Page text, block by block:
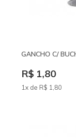
GANCHO C/
R$ 1,80
1x de R$ 1,80